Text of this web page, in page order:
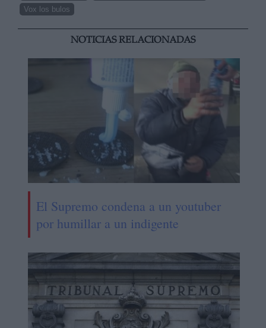
Vox los bulos
NOTICIAS RELACIONADAS
El Supremo condena a un youtuber
por humillar a un indigente